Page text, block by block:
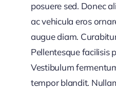
posuere sed. Donec
ac vehicula eros
augue diam.
Pellentesque facilisis
Vestibulum
tempor blandit.